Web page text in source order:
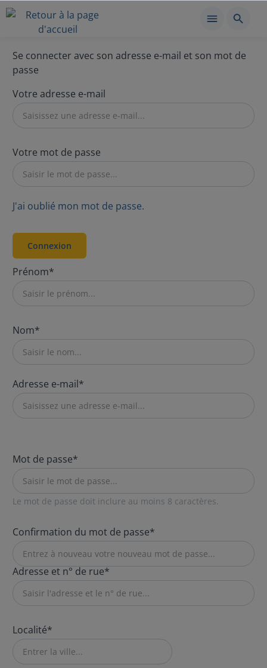
Se connecter avec son adresse e-mail et son mot de
passe
Votre adresse e-mail
Votre mot de passe
J'ai oublié mon mot de passe.
Connexion
Prénom*
Nom*
Adresse e-mail*
Mot de passe*
Le mot de passe doit inclure au moins 8 caractères.
Confirmation du mot de passe*
Adresse et n° de rue*
Localité*